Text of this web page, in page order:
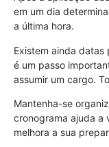
em um dia
a última hora.
Existem ainda datas
é um passo
assumir um cargo.
Mantenha-se
cronograma ajuda a
melhora a sua